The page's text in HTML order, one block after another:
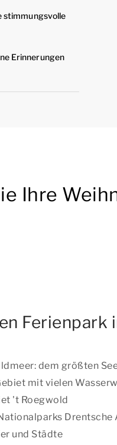
stimmungsvolle
Erinnerungen
Ihre
Ferienpark
dem größten
mit vielen
't Roegwold
Drentsche
und Städte